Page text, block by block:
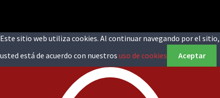
Este sitio web utiliza cookies. Al continuar navegando por el sitio,
usted está de acuerdo con nuestros uso de cookies Aceptar